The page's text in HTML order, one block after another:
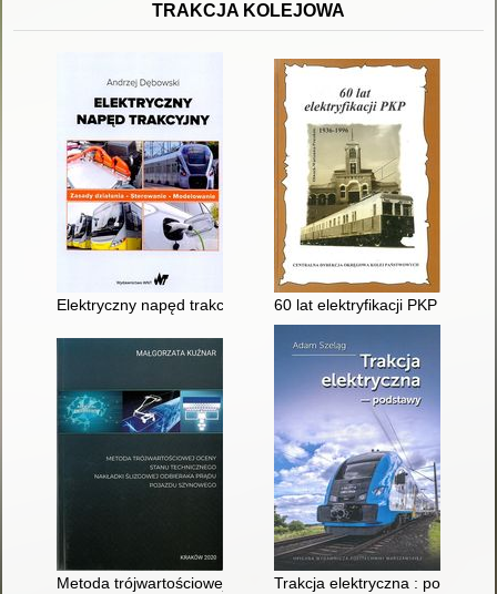
TRAKCJA KOLEJOWA
Elektryczny napęd trakcyjny : zasady działania, sterowanie,
60 lat elektryfikacji PKP : praca
Metoda trójwartościowej oceny stanu technicznego nakładki
Trakcja elektryczna : podstawy